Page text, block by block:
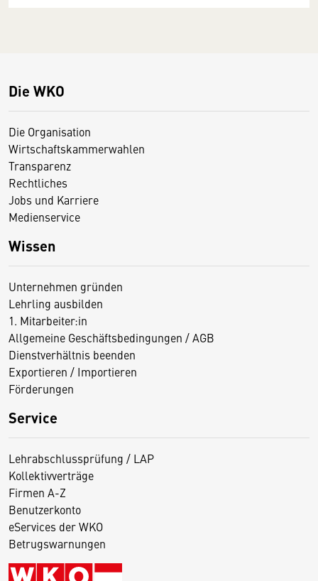
Die WKO
Die Organisation
Wirtschaftskammerwahlen
Transparenz
Rechtliches
Jobs und Karriere
Medienservice
Wissen
Unternehmen gründen
Lehrling ausbilden
1. Mitarbeiter:in
Allgemeine Geschäftsbedingungen / AGB
Dienstverhältnis beenden
Exportieren / Importieren
Förderungen
Service
Lehrabschlussprüfung / LAP
Kollektivverträge
Firmen A-Z
Benutzerkonto
eServices der WKO
Betrugswarnungen